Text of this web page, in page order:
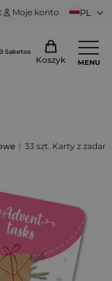
Moje konto PL
Saketos
Koszyk MENU
| 33 szt. Karty z